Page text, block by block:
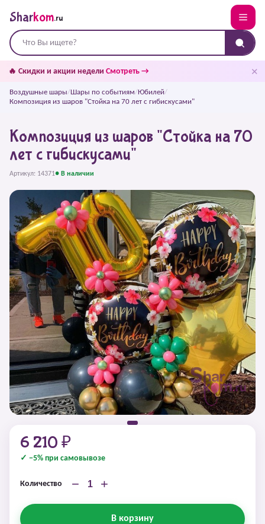
Sharkom.ru
🔥 Скидки и акции недели Смотреть → ✕
Воздушные шары/Шары по событиям/Юбилей/
Композиция из шаров "Стойка на 70 лет с гибискусами"
Композиция из шаров "Стойка на 70
лет с гибискусами"
Артикул: 14371● В наличии
6 210 ₽
✓ −5% при самовывозе
Количество − +
В корзину